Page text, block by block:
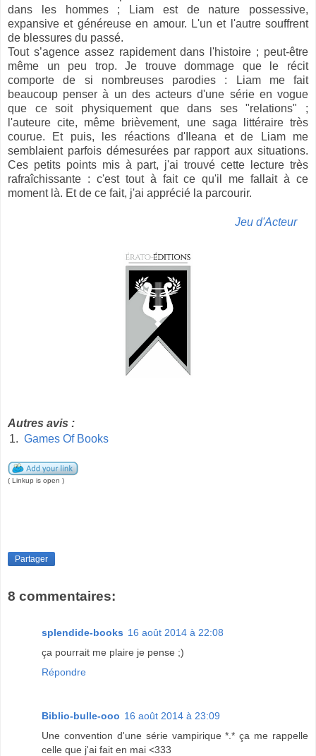
dans les hommes ; Liam est de nature possessive,
expansive et généreuse en amour. L'un et l'autre souffrent
de blessures du passé.
Tout s’agence assez rapidement dans l'histoire ; peut-être
même un peu trop. Je trouve dommage que le récit
comporte de si nombreuses parodies : Liam me fait
beaucoup penser à un des acteurs d'une série en vogue
que ce soit physiquement que dans ses "relations" ;
l'auteure cite, même brièvement, une saga littéraire très
courue. Et puis, les réactions d'Ileana et de Liam me
semblaient parfois démesurées par rapport aux situations.
Ces petits points mis à part, j'ai trouvé cette lecture très
rafraîchissante : c'est tout à fait ce qu'il me fallait à ce
moment là. Et de ce fait, j'ai apprécié la parcourir.
Jeu d'Acteur
Autres avis :
1. Games Of Books
( Linkup is open )
Partager
8 commentaires:
splendide-books 16 août 2014 à 22:08
ça pourrait me plaire je pense ;)
Répondre
Biblio-bulle-ooo 16 août 2014 à 23:09
Une convention d'une série vampirique *.* ça me rappelle
celle que j'ai fait en mai <333